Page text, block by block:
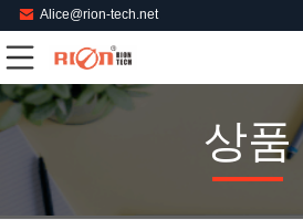
Alice@rion-tech.net
상품